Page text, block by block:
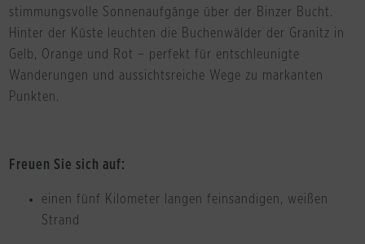
stimmungsvolle Sonnenaufgänge über der Binzer Bucht.
Hinter der Küste leuchten die Buchenwälder der Granitz in
Gelb, Orange und Rot – perfekt für entschleunigte
Wanderungen und aussichtsreiche Wege zu markanten
Punkten.
Freuen Sie sich auf:
einen fünf Kilometer langen feinsandigen, weißen
Strand